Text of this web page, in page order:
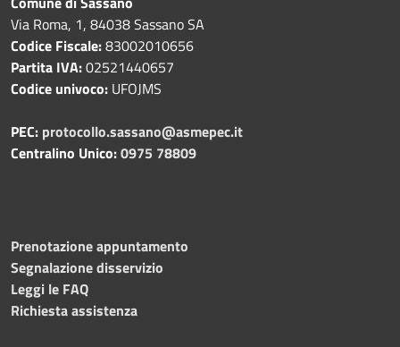
Via Roma, 1, 84038 Sassano SA
Codice Fiscale:83002010656
Partita IVA:02521440657
Codice univoco: UFOJMS
PEC: protocollo.sassano@asmepec.it
Centralino Unico:0975 78809
Prenotazione appuntamento
Segnalazione disservizio
Leggi le FAQ
Richiesta assistenza